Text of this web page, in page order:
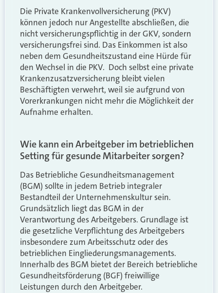
Die Private Krankenvollversicherung (PKV)
können jedoch nur Angestellte abschließen, die
nicht versicherungspflichtig in der GKV, sondern
versicherungsfrei sind. Das Einkommen ist also
neben dem Gesundheitszustand eine Hürde für
den Wechsel in die PKV. Doch selbst eine private
Krankenzusatzversicherung bleibt vielen
Beschäftigten verwehrt, weil sie aufgrund von
Vorerkrankungen nicht mehr die Möglichkeit der
Aufnahme erhalten.
Wie kann ein Arbeitgeber im betrieblichen
Setting für gesunde Mitarbeiter sorgen?
Das Betriebliche Gesundheitsmanagement
(BGM) sollte in jedem Betrieb integraler
Bestandteil der Unternehmenskultur sein.
Grundsätzlich liegt das BGM in der
Verantwortung des Arbeitgebers. Grundlage ist
die gesetzliche Verpflichtung des Arbeitgebers
insbesondere zum Arbeitsschutz oder des
betrieblichen Eingliederungsmanagements.
Innerhalb des BGM bietet der Bereich betriebliche
Gesundheitsförderung (BGF) freiwillige
Leistungen durch den Arbeitgeber.